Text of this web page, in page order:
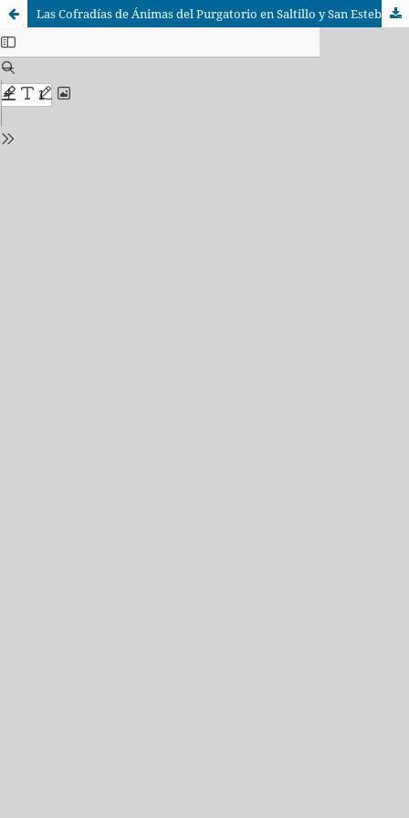
Las Cofradías de Ánimas del Purgatorio en Saltillo y San Esteban